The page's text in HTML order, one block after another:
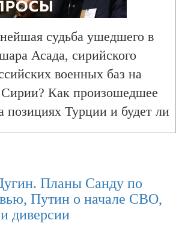
Срыв переговоров США и
ЕС, покушение на
Тихона
Конфликт в Сирии,
Украина без помощи
революции в ЕС
судьба ушедшего в
Асада, сирийского
военных баз на
Сирии? Как произошедшее
позициях Турции и будет ли
на экстренном
Безопасности ООН? О
на встрече во
сейчас в
Планы Санду по
Путин о начале СВО,
диверсии